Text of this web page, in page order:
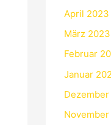
April 2023
März 2023
Februar
Januar